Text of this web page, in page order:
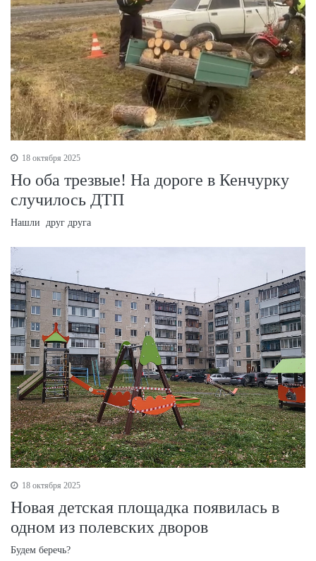
18 октября 2025
Но оба трезвые! На дороге в Кенчурку
случилось ДТП
Нашли друг друга
18 октября 2025
Новая детская площадка появилась в
одном из полевских дворов
Будем беречь?